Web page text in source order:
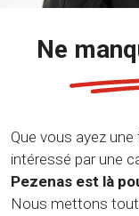
Ne
Que vous ayez
intéressé par une
Pezenas est là
Nous mettons